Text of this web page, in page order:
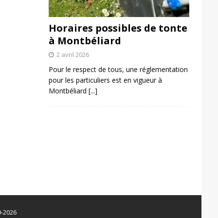
Horaires possibles de tonte
à Montbéliard
2 avril 2026
Pour le respect de tous, une réglementation
pour les particuliers est en vigueur à
Montbéliard [...]
2026